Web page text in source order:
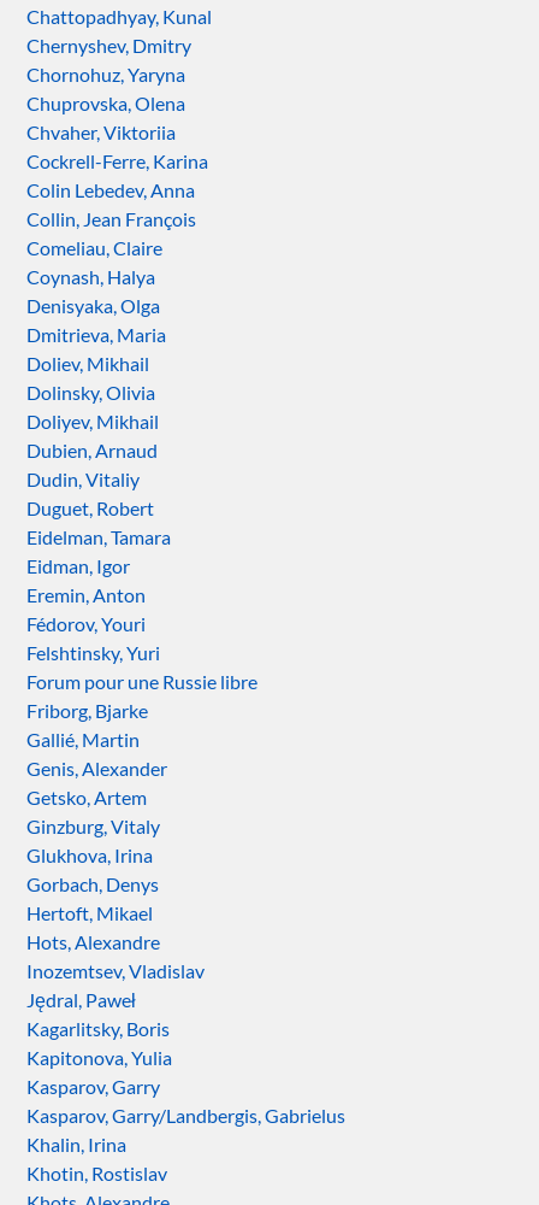
Chattopadhyay, Kunal
Chernyshev, Dmitry
Chornohuz, Yaryna
Chuprovska, Olena
Chvaher, Viktoriia
Cockrell-Ferre, Karina
Colin Lebedev, Anna
Collin, Jean François
Comeliau, Claire
Coynash, Halya
Denisyaka, Olga
Dmitrieva, Maria
Doliev, Mikhail
Dolinsky, Olivia
Doliyev, Mikhail
Dubien, Arnaud
Dudin, Vitaliy
Duguet, Robert
Eidelman, Tamara
Eidman, Igor
Eremin, Anton
Fédorov, Youri
Felshtinsky, Yuri
Forum pour une Russie libre
Friborg, Bjarke
Gallié, Martin
Genis, Alexander
Getsko, Artem
Ginzburg, Vitaly
Glukhova, Irina
Gorbach, Denys
Hertoft, Mikael
Hots, Alexandre
Inozemtsev, Vladislav
Jędral, Paweł
Kagarlitsky, Boris
Kapitonova, Yulia
Kasparov, Garry
Kasparov, Garry/Landbergis, Gabrielus
Khalin, Irina
Khotin, Rostislav